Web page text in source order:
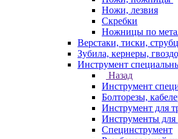
Ножи, лезвия
Скребки
Ножницы по
Верстаки, тиски,
Зубила, кернеры,
Инструмент
Назад
Инструмент
Болторезы,
Инструмент для
Инструменты для
Специнструмент